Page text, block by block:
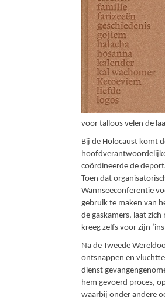
voor talloos velen de
Bij de Holocaust komt
coördineerde de
Toen dat
Wannseeconferentie
gebruik te maken van
de gaskamers, laat
kreeg zelfs voor zijn
Na de Tweede
ontsnappen en
dienst
hem gevoerd proces,
waarbij onder andere